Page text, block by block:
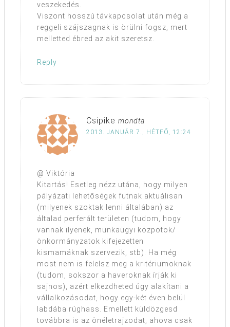
veszekedés.
Viszont hosszú távkapcsolat után még a
reggeli szájszagnak is örülni fogsz, mert
melletted ébred az akit szeretsz.
Reply
Csipike mondta
2013. JANUÁR 7., HÉTFŐ, 12:24
@ Viktória
Kitartás! Esetleg nézz utána, hogy milyen
pályázati lehetőségek futnak aktuálisan
(milyenek szoktak lenni általában) az
általad perferált területen (tudom, hogy
vannak ilyenek, munkaügyi közpotok/
önkormányzatok kifejezetten
kismamáknak szervezik, stb). Ha még
most nem is felelsz meg a kritériumoknak
(tudom, sokszor a haveroknak írják ki
sajnos), azért elkezdheted úgy alakítani a
vállalkozásodat, hogy egy-két éven belül
labdába rúghass. Emellett küldözgesd
továbbra is az önéletrajzodat, ahova csak